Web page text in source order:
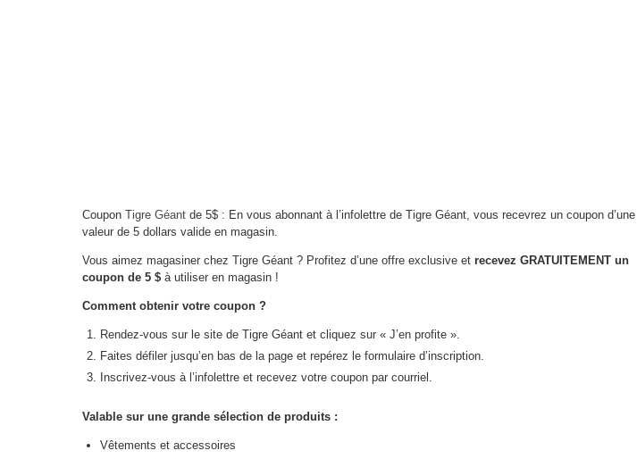
Coupon Tigre Géant de 5$ : En vous abonnant à l’infolettre de Tigre Géant, vous recevrez un coupon d’une
valeur de 5 dollars valide en magasin.
Vous aimez magasiner chez Tigre Géant ? Profitez d’une offre exclusive et recevez GRATUITEMENT un
coupon de 5 $ à utiliser en magasin !
Comment obtenir votre coupon ?
Rendez-vous sur le site de Tigre Géant et cliquez sur « J’en profite ».
Faites défiler jusqu’en bas de la page et repérez le formulaire d’inscription.
Inscrivez-vous à l’infolettre et recevez votre coupon par courriel.
Valable sur une grande sélection de produits :
Vêtements et accessoires